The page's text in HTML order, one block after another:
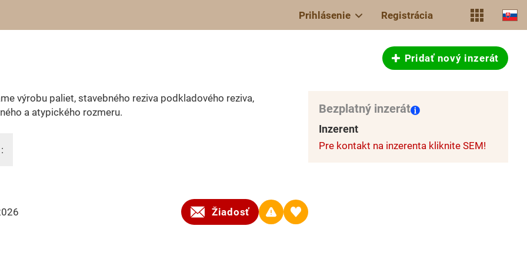
Prihlásenie Registrácia
Pridať nový inzerát
výrobu paliet, stavebného reziva podkladového reziva,
a atypického rozmeru.
Žiadosť
Bezplatný inzerát
Inzerent
Pre kontakt na inzerenta kliknite SEM!